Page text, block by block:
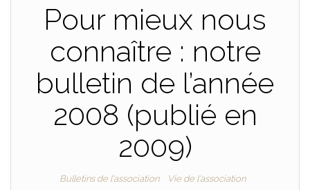
Pour mieux nous
connaître : notre
bulletin de l’année
2008 (publié en
2009)
Bulletins de l'association Vie de l'association